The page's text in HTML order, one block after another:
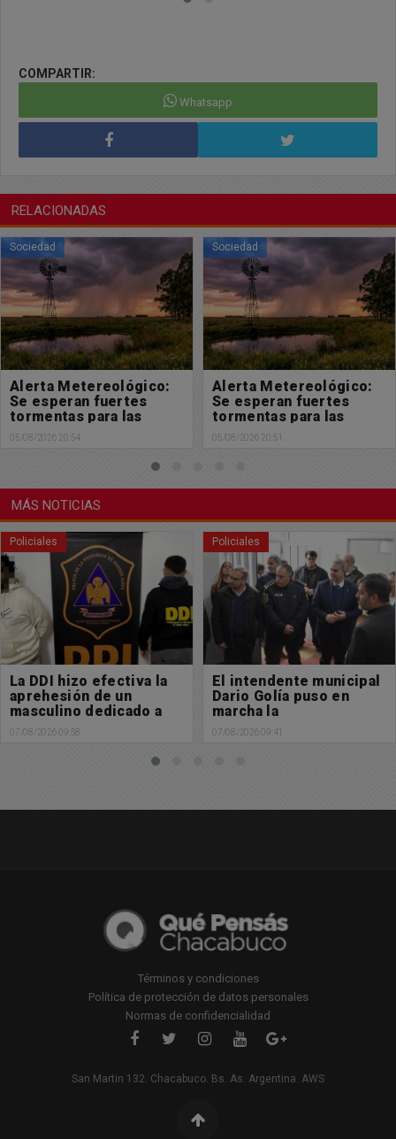
COMPARTIR:
Whatsapp
RELACIONADAS
Sociedad
Alerta Metereológico:
Se esperan fuertes
tormentas para las
próximas horas
05/08/2026 20:51
Sociedad
Solicitada: En defensa
de la Ley de Tierras y de
la soberanía nacional
05/08/2026 18:32
MÁS NOTICIAS
Policiales
El intendente municipal
Dario Golía puso en
marcha la
Subdelegación de
07/08/2026 09:41
Policiales
Búsqueda de paradero:
Buscamos a Manuel
Cabral
06/08/2026 13:29
Términos y condiciones
Política de protección de datos personales
Normas de confidencialidad
San Martin 132. Chacabuco. Bs. As. Argentina. AWS